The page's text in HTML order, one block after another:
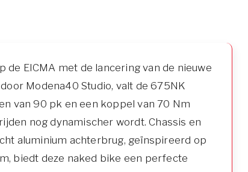
de EICMA met de lancering van de nieuwe
Modena40 Studio, valt de 675NK
van 90 pk en een koppel van 70 Nm
nog dynamischer wordt. Chassis en
aluminium achterbrug, geïnspireerd op
biedt deze naked bike een perfecte